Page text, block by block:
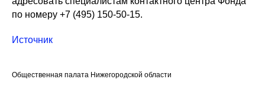
по номеру +7 (495) 150-50-15.
Источник
Общественная палата Нижегородской области